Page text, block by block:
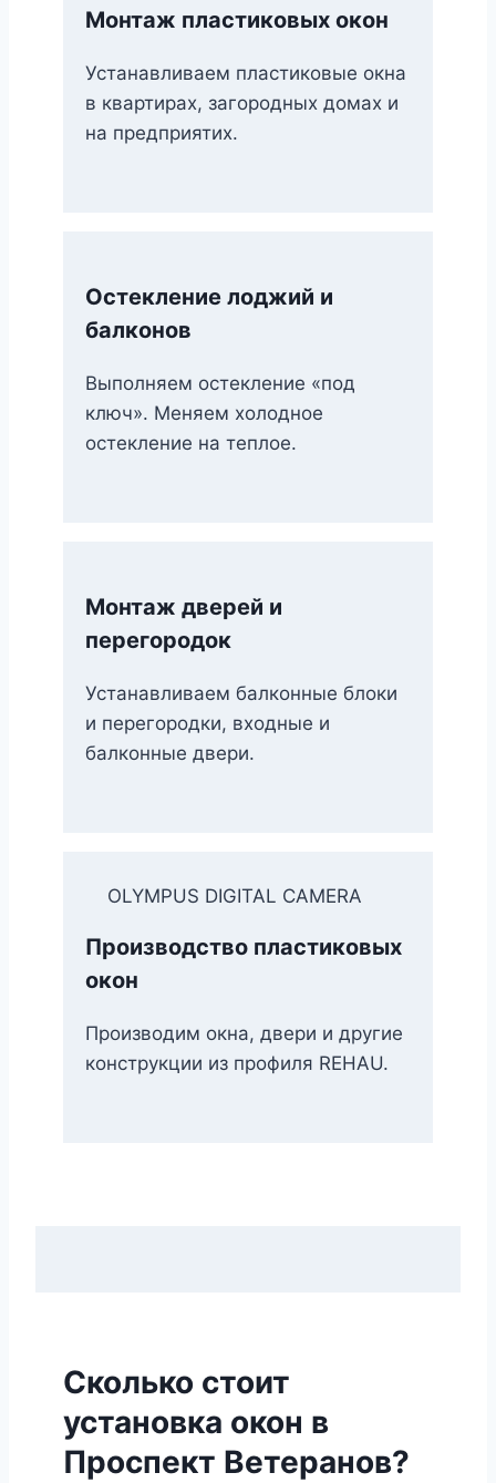
Монтаж пластиковых окон
Устанавливаем пластиковые окна
в квартирах, загородных домах и
на предприятих.
Остекление лоджий и
балконов
Выполняем остекление «под
ключ». Меняем холодное
остекление на теплое.
Монтаж дверей и
перегородок
Устанавливаем балконные блоки
и перегородки, входные и
балконные двери.
OLYMPUS DIGITAL CAMERA
Производство пластиковых
окон
Производим окна, двери и другие
конструкции из профиля REHAU.
Сколько стоит
установка окон в
Проспект Ветеранов?